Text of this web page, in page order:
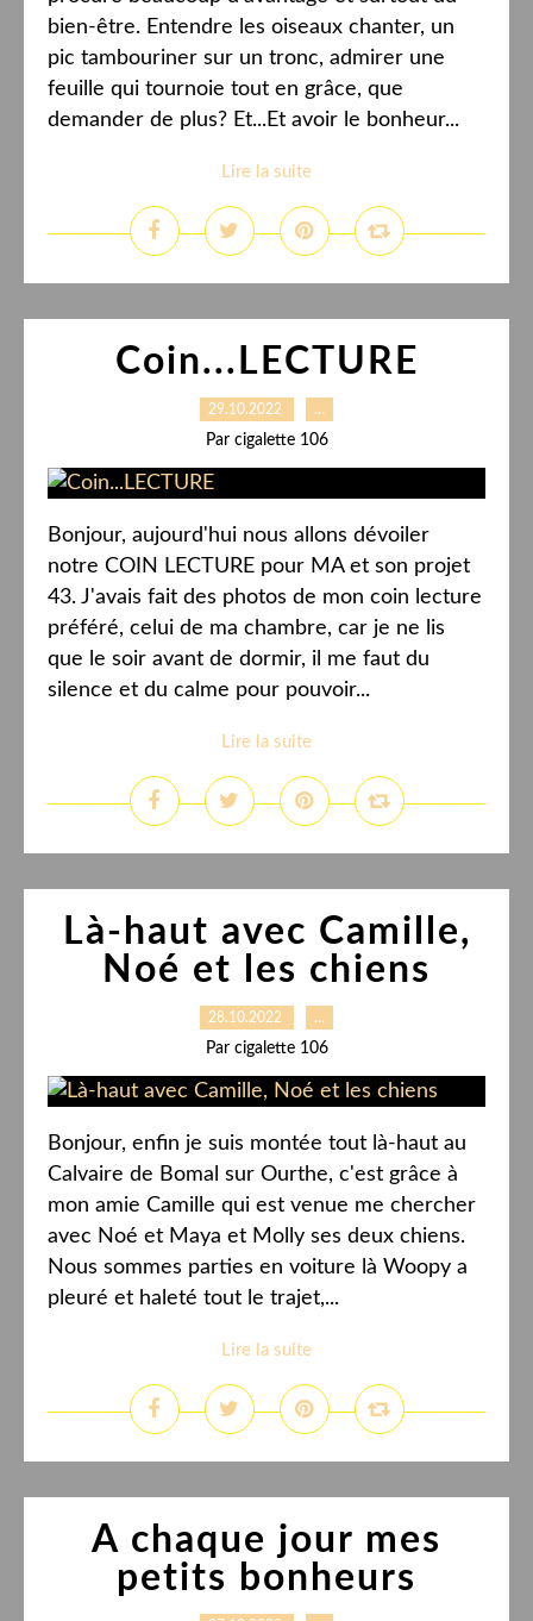
bien-être. Entendre les oiseaux chanter, un
pic tambouriner sur un tronc, admirer une
feuille qui tournoie tout en grâce, que
demander de plus? Et...Et avoir le bonheur...
Lire la suite
Coin...LECTURE
29.10.2022 …
Par cigalette 106
Bonjour, aujourd'hui nous allons dévoiler
notre COIN LECTURE pour MA et son projet
43. J'avais fait des photos de mon coin lecture
préféré, celui de ma chambre, car je ne lis
que le soir avant de dormir, il me faut du
silence et du calme pour pouvoir...
Lire la suite
Là-haut avec Camille,
Noé et les chiens
28.10.2022 …
Par cigalette 106
Bonjour, enfin je suis montée tout là-haut au
Calvaire de Bomal sur Ourthe, c'est grâce à
mon amie Camille qui est venue me chercher
avec Noé et Maya et Molly ses deux chiens.
Nous sommes parties en voiture là Woopy a
pleuré et haleté tout le trajet,...
Lire la suite
A chaque jour mes
petits bonheurs